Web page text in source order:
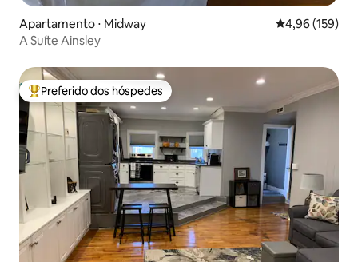
Apartamento ⋅ Midway 4,96 de uma
4,96 (159)
A Suíte Ainsley
Entre os melhores preferidos dos hóspedes
Preferido dos hóspedes